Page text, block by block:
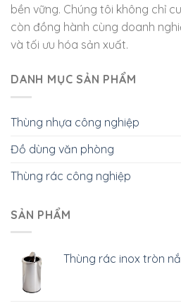
bền vững. Chúng tôi không chỉ
còn đồng hành cùng doanh
và tối ưu hóa sản xuất.
DANH MỤC SẢN PHẨM
Thùng nhựa công nghiệp
Đồ dùng văn phòng
Thùng rác công nghiệp
SẢN PHẨM
Thùng rác inox tròn